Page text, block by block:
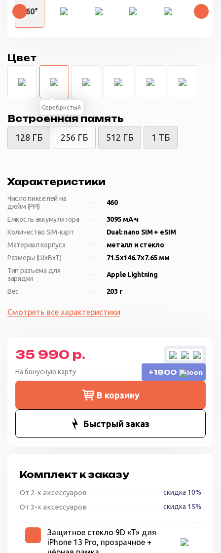
360°
Цвет
Cеребристый
Встроенная память
128 ГБ 256 ГБ 512 ГБ 1 ТБ
Характеристики
Число пикселей на
дюйм (PPI)
460
Емкость аккумулятора
3095 мА⋅ч
Количество SIM-карт
Dual: nano SIM + eSIM
Материал корпуса
металл и стекло
Размеры (ШxВxТ)
71.5x146.7x7.65 мм
Тип разъема для
зарядки
Apple Lightning
Вес 203 г
Смотреть все характеристики
35 990 р.
На бонусную карту +1800
В корзину
Быстрый заказ
Комплект к заказу
От 2-х аксессуаров скидка 10%
От 3-х аксессуаров скидка 15%
Защитное стекло 9D «T» для
iPhone 13 Pro, прозрачное +